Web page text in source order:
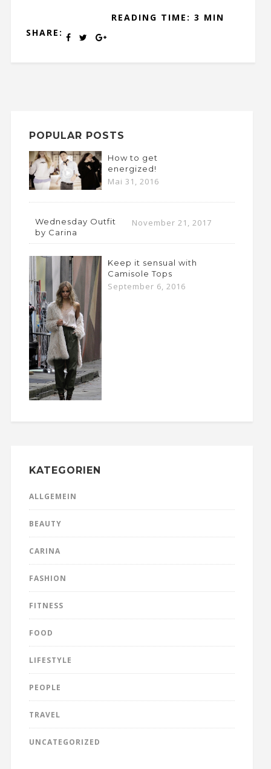
SHARE:
READING TIME: 3 MIN
POPULAR POSTS
How to get
energized!
Mai 31, 2016
Wednesday Outfit
by Carina
November 21, 2017
Keep it sensual with
Camisole Tops
September 6, 2016
KATEGORIEN
ALLGEMEIN
BEAUTY
CARINA
FASHION
FITNESS
FOOD
LIFESTYLE
PEOPLE
TRAVEL
UNCATEGORIZED